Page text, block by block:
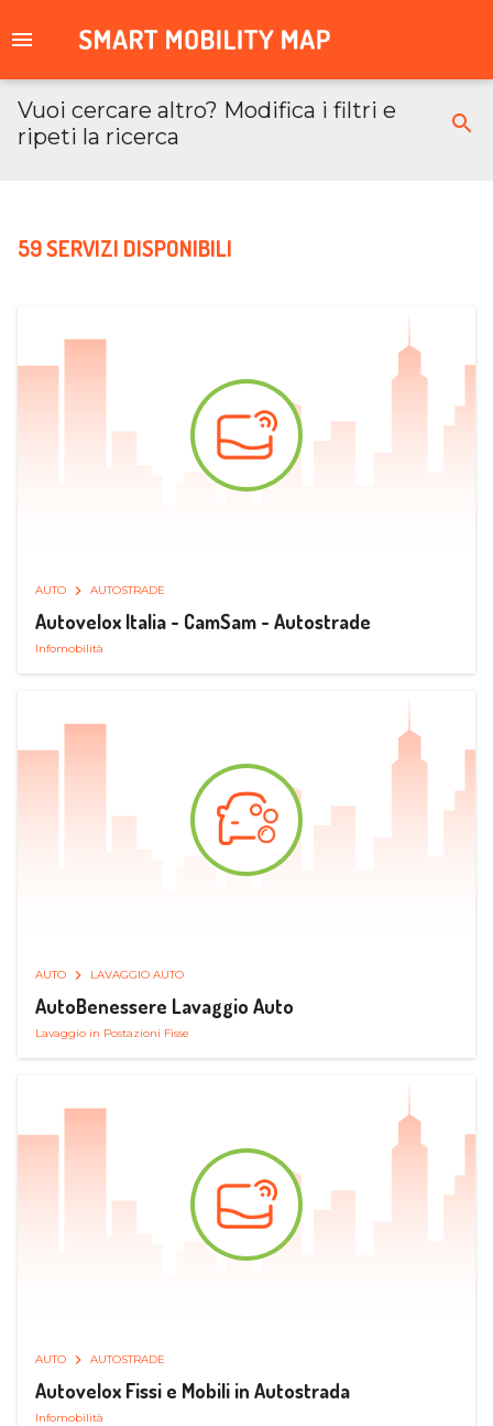
Vuoi cercare altro? Modifica i filtri e
ripeti la ricerca
59 SERVIZI DISPONIBILI
AUTO AUTOSTRADE
Autovelox Italia - CamSam - Autostrade
Infomobilità
AUTO LAVAGGIO AUTO
AutoBenessere Lavaggio Auto
Lavaggio in Postazioni Fisse
AUTO AUTOSTRADE
Autovelox Fissi e Mobili in Autostrada
Infomobilità